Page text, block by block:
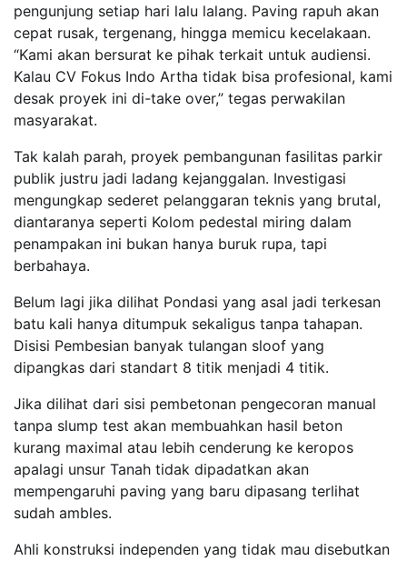
pengunjung setiap hari lalu lalang. Paving rapuh akan
cepat rusak, tergenang, hingga memicu kecelakaan.
“Kami akan bersurat ke pihak terkait untuk audiensi.
Kalau CV Fokus Indo Artha tidak bisa profesional, kami
desak proyek ini di-take over,” tegas perwakilan
masyarakat.
Tak kalah parah, proyek pembangunan fasilitas parkir
publik justru jadi ladang kejanggalan. Investigasi
mengungkap sederet pelanggaran teknis yang brutal,
diantaranya seperti Kolom pedestal miring dalam
penampakan ini bukan hanya buruk rupa, tapi
berbahaya.
Belum lagi jika dilihat Pondasi yang asal jadi terkesan
batu kali hanya ditumpuk sekaligus tanpa tahapan.
Disisi Pembesian banyak tulangan sloof yang
dipangkas dari standart 8 titik menjadi 4 titik.
Jika dilihat dari sisi pembetonan pengecoran manual
tanpa slump test akan membuahkan hasil beton
kurang maximal atau lebih cenderung ke keropos
apalagi unsur Tanah tidak dipadatkan akan
mempengaruhi paving yang baru dipasang terlihat
sudah ambles.
Ahli konstruksi independen yang tidak mau disebutkan